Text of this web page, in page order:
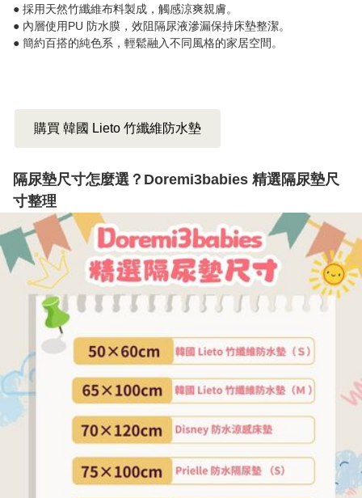
● 採用天然竹纖維布料製成，觸感涼爽親膚。
● 內層使用PU 防水膜，效阻隔尿液滲漏保持床墊整潔。
● 簡約百搭的純色系，輕鬆融入不同風格的家居空間。
購買 韓國 Lieto 竹纖維防水墊
隔尿墊尺寸怎麼選？Doremi3babies 精選隔尿墊尺
寸整理